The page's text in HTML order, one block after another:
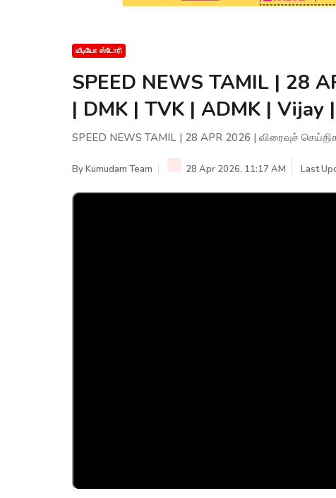
வீடியோ ஸ்டோரி
SPEED NEWS TAMIL | 28
| DMK | TVK | ADMK | Vijay
SPEED NEWS TAMIL | 28 APR 2026 | விரைவுச்
ByKumudam Team 28 Apr 2026, 11:17 AM Last